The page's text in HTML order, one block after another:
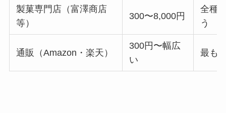
製菓専門店（富澤商店
等）
300〜8,000円
全種
う
通販（Amazon・楽天）
300円〜幅広
い
最も